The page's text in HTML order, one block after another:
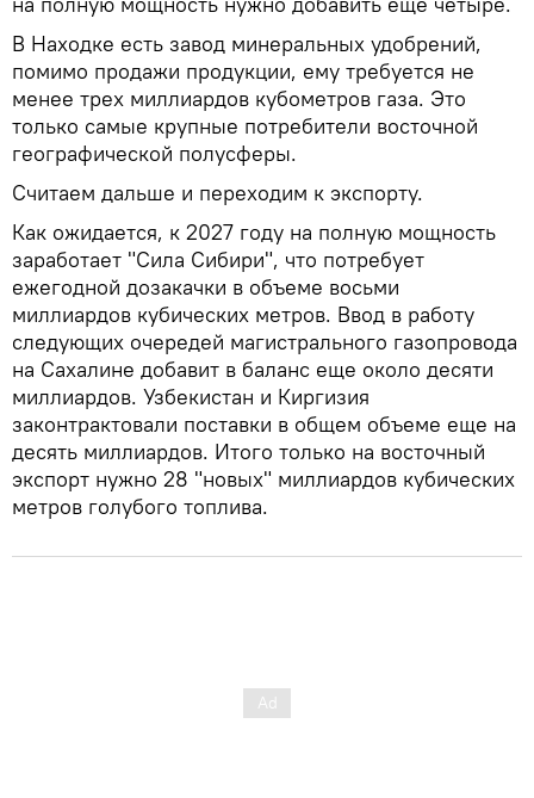
В Находке есть завод минеральных удобрений,
помимо продажи продукции, ему требуется не
менее трех миллиардов кубометров газа. Это
только самые крупные потребители восточной
географической полусферы.
Считаем дальше и переходим к экспорту.
Как ожидается, к 2027 году на полную мощность
заработает "Сила Сибири", что потребует
ежегодной дозакачки в объеме восьми
миллиардов кубических метров. Ввод в работу
следующих очередей магистрального газопровода
на Сахалине добавит в баланс еще около десяти
миллиардов. Узбекистан и Киргизия
законтрактовали поставки в общем объеме еще на
десять миллиардов. Итого только на восточный
экспорт нужно 28 "новых" миллиардов кубических
метров голубого топлива.